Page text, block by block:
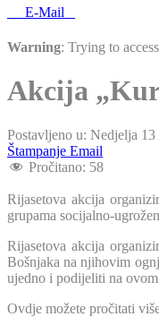
E-Mail
Warning: Trying to
Akcija
Postavljeno u: Nedjelja 13
Štampanje Email
Pročitano: 58
Rijasetova akcija
grupama socijalno-
Rijasetova akcija
Bošnjaka na njihovim
ujedno i podijeliti na
Ovdje možete pročitati